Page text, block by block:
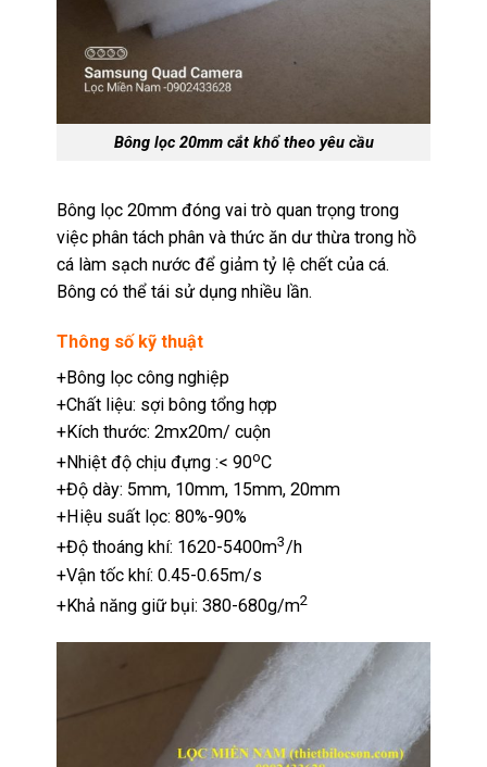
Bông lọc 20mm cắt khổ theo yêu cầu
Bông lọc 20mm đóng vai trò quan trọng trong
việc phân tách phân và thức ăn dư thừa trong hồ
cá làm sạch nước để giảm tỷ lệ chết của cá.
Bông có thể tái sử dụng nhiều lần.
Thông số kỹ thuật
+Bông lọc công nghiệp
+Chất liệu: sợi bông tổng hợp
+Kích thước: 2mx20m/ cuộn
+Nhiệt độ chịu đựng :< 90oC
+Độ dày: 5mm, 10mm, 15mm, 20mm
+Hiệu suất lọc: 80%-90%
+Độ thoáng khí: 1620-5400m3/h
+Vận tốc khí: 0.45-0.65m/s
+Khả năng giữ bụi: 380-680g/m2